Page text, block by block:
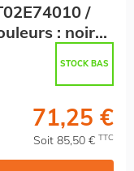
/
: noire,
STOCK BAS
71,25 €
Soit 85,50 € TTC